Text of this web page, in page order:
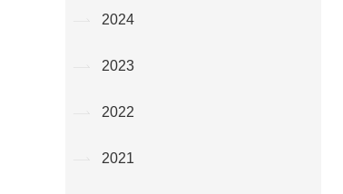
2024
2023
2022
2021